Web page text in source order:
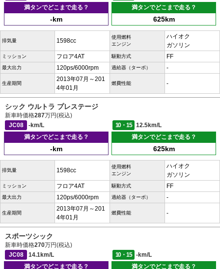
満タンでどこまで走る？
-km
満タンでどこまで走る？
625km
排気量 1598cc
使用燃料
エンジン
ハイオク
ガソリン
ミッション フロア4AT 駆動方式 FF
最大出力 120ps/6000rpm 過給器（ターボ） -
生産期間
2013年07月～201
4年01月
燃費性能 -
シック ウルトラ プレステージ
新車時価格287万円(税込)
JC08
-km/L 10・15
12.5km/L
満タンでどこまで走る？
-km
満タンでどこまで走る？
625km
排気量 1598cc
使用燃料
エンジン
ハイオク
ガソリン
ミッション フロア4AT 駆動方式 FF
最大出力 120ps/6000rpm 過給器（ターボ） -
生産期間
2013年07月～201
4年01月
燃費性能 -
スポーツシック
新車時価格270万円(税込)
JC08
14.1km/L 10・15
-km/L
満タンでどこまで走る？
満タンでどこまで走る？